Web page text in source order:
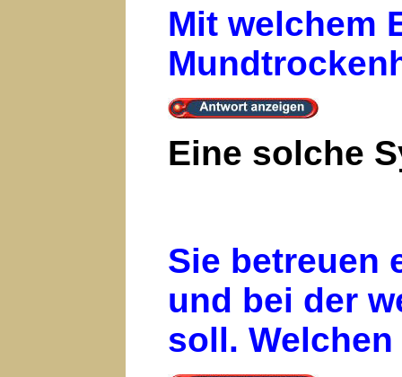
Mit welchem
Eine solche
Sie betreuen
und bei der
soll.